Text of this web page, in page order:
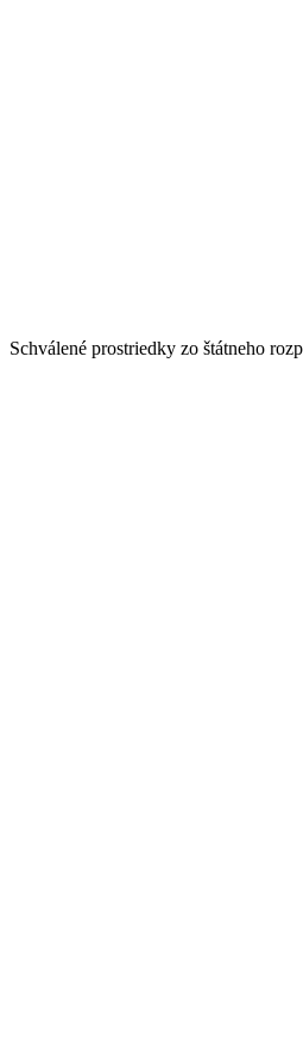
Schválené prostriedky zo štátneho